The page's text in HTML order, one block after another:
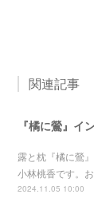
関連記事
『橘に鶯』
露と枕『橘に鶯
小林桃香です。
2024.11.05 10:00